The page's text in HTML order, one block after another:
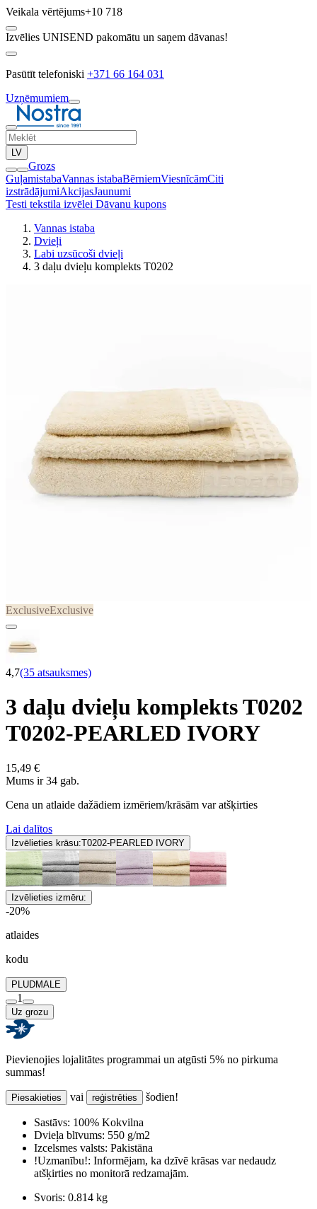
Veikala vērtējums+10 718
Izvēlies UNISEND pakomātu un saņem dāvanas!
Pasūtīt telefoniski +371 66 164 031
Uzņēmumiem
LV
Grozs
GuļamistabaVannas istabaBērniemViesnīcāmCiti
izstrādājumiAkcijasJaunumi
Testi tekstila izvēlei Dāvanu kupons
Vannas istaba
Dvieļi
Labi uzsūcoši dvieļi
3 daļu dvieļu komplekts T0202
ExclusiveExclusive
4,7(35 atsauksmes)
3 daļu dvieļu komplekts T0202
T0202-PEARLED IVORY
15,49 €
Mums ir 34 gab.
Cena un atlaide dažādiem izmēriem/krāsām var atšķirties
Lai dalītos
Izvēlieties krāsu:T0202-PEARLED IVORY
Izvēlieties izmēru:
-20%
atlaides
kodu
PLUDMALE
1
Uz grozu
Pievienojies lojalitātes programmai un atgūsti 5% no pirkuma
summas!
Piesakieties vai reģistrēties šodien!
Sastāvs: 100% Kokvilna
Dvieļa blīvums: 550 g/m2
Izcelsmes valsts: Pakistāna
!Uzmanību!: Informējam, ka dzīvē krāsas var nedaudz
atšķirties no monitorā redzamajām.
Svoris: 0.814 kg